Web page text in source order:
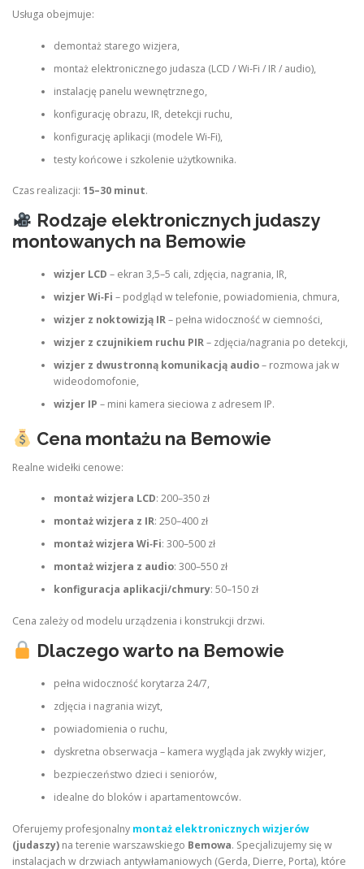
Usługa obejmuje:
demontaż starego wizjera,
montaż elektronicznego judasza (LCD / Wi‑Fi / IR / audio),
instalację panelu wewnętrznego,
konfigurację obrazu, IR, detekcji ruchu,
konfigurację aplikacji (modele Wi‑Fi),
testy końcowe i szkolenie użytkownika.
Czas realizacji: 15–30 minut.
Rodzaje elektronicznych judaszy
montowanych na Bemowie
wizjer LCD – ekran 3,5–5 cali, zdjęcia, nagrania, IR,
wizjer Wi‑Fi – podgląd w telefonie, powiadomienia, chmura,
wizjer z noktowizją IR– pełna widoczność w ciemności,
wizjer z czujnikiem ruchu PIR– zdjęcia/nagrania po detekcji,
wizjer z dwustronną komunikacją audio– rozmowa jak w
wideodomofonie,
wizjer IP – mini kamera sieciowa z adresem IP.
Cena montażu na Bemowie
Realne widełki cenowe:
montaż wizjera LCD: 200–350 zł
montaż wizjera z IR: 250–400 zł
montaż wizjera Wi‑Fi: 300–500 zł
montaż wizjera z audio: 300–550 zł
konfiguracja aplikacji/chmury: 50–150 zł
Cena zależy od modelu urządzenia i konstrukcji drzwi.
Dlaczego warto na Bemowie
pełna widoczność korytarza 24/7,
zdjęcia i nagrania wizyt,
powiadomienia o ruchu,
dyskretna obserwacja – kamera wygląda jak zwykły wizjer,
bezpieczeństwo dzieci i seniorów,
idealne do bloków i apartamentowców.
Oferujemy profesjonalny montaż elektronicznych wizjerów
(judaszy) na terenie warszawskiego Bemowa. Specjalizujemy się w
instalacjach w drzwiach antywłamaniowych (Gerda, Dierre, Porta), które